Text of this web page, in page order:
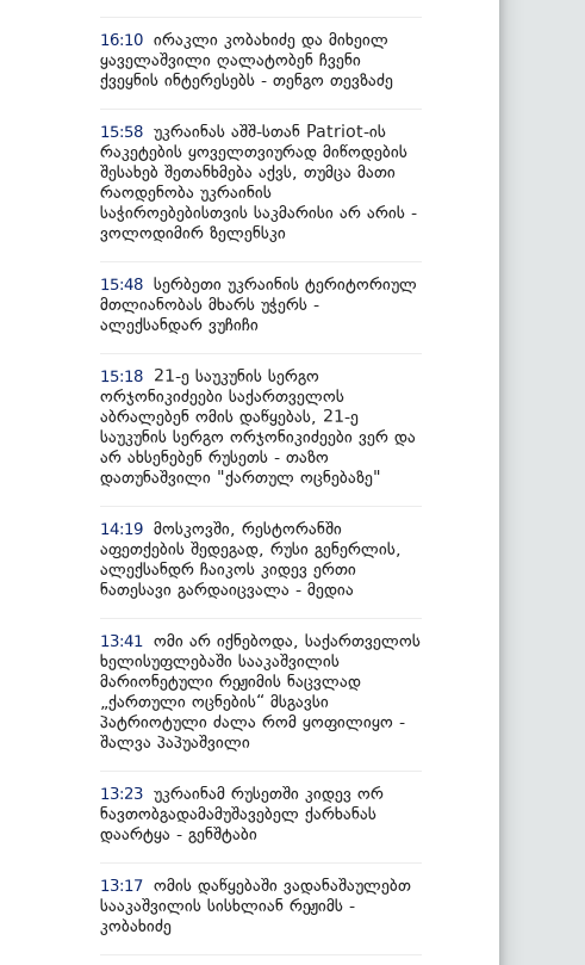
16:10 ირაკლი კობახიძე და მიხეილ
ყაველაშვილი ღალატობენ ჩვენი
ქვეყნის ინტერესებს - თენგო თევზაძე
15:58 უკრაინას აშშ-სთან Patriot-ის
რაკეტების ყოველთვიურად მიწოდების
შესახებ შეთანხმება აქვს, თუმცა მათი
რაოდენობა უკრაინის
საჭიროებებისთვის საკმარისი არ არის -
ვოლოდიმირ ზელენსკი
15:48 სერბეთი უკრაინის ტერიტორიულ
მთლიანობას მხარს უჭერს -
ალექსანდარ ვუჩიჩი
15:18
21-ე საუკუნის სერგო
ორჯონიკიძეები საქართველოს
აბრალებენ ომის დაწყებას, 21-ე
საუკუნის სერგო ორჯონიკიძეები ვერ და
არ ახსენებენ რუსეთს - თაზო
დათუნაშვილი "ქართულ ოცნებაზე"
14:19 მოსკოვში, რესტორანში
აფეთქების შედეგად, რუსი გენერლის,
ალექსანდრ ჩაიკოს კიდევ ერთი
ნათესავი გარდაიცვალა - მედია
13:41
ომი არ იქნებოდა, საქართველოს
ხელისუფლებაში სააკაშვილის
მარიონეტული რეჟიმის ნაცვლად
„ქართული ოცნების“ მსგავსი
პატრიოტული ძალა რომ ყოფილიყო -
შალვა პაპუაშვილი
13:23 უკრაინამ რუსეთში კიდევ ორ
ნავთობგადამამუშავებელ ქარხანას
დაარტყა - გენშტაბი
13:17 ომის დაწყებაში ვადანაშაულებთ
სააკაშვილის სისხლიან რეჟიმს -
კობახიძე